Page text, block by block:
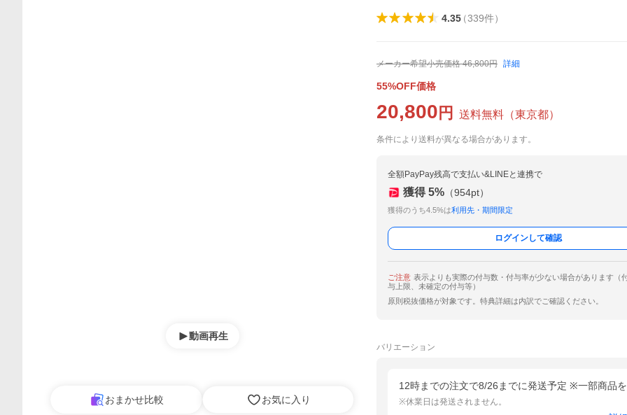
動画再生
おまかせ比較 お気に入り
4.35（339件）
メーカー希望小売価格 46,800円 詳細
55%OFF価格
20,800 円 送料無料 （東京都）
条件により送料が異なる場合があります。
全額PayPay残高で支払い&LINEと連携で
獲得 5% （954pt）
獲得のうち4.5%は利用先・期間限定
ログインして確認
ご注意 表示よりも実際の付与数・付与率が少ない場合があります（
与上限、未確定の付与等）
原則税抜価格が対象です。特典詳細は内訳でご確認ください。
バリエーション
12時までの注文で8/26までに発送予定 ※一部商品
※休業日は発送されません。